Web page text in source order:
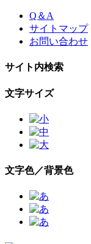
Skip
content
Q＆A
サイトマップ
お問い合わせ
サイト内検索
文字サイズ
文字色／背景色